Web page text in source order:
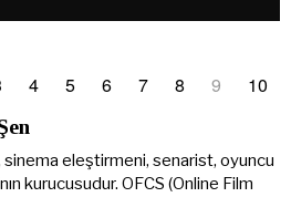
4 5 6 7 8 9 10
sinema eleştirmeni, senarist, oyuncu
kurucusudur. OFCS (Online Film